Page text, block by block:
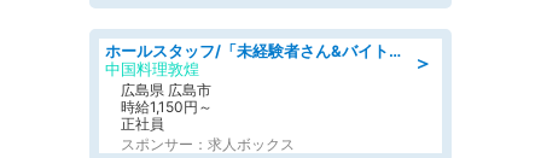
＞
ホールスタッフ/「未経験者さん&バイトデビューも大歓迎」残業ほぼなし×1日3時間〜勤務OK!フォロー体制も充実/広島県/広島市南区
中国料理敦煌
広島県 広島市
時給1,150円～
正社員
スポンサー：求人ボックス